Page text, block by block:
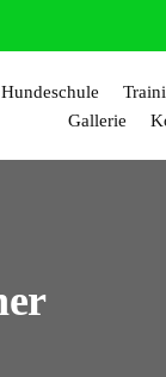
Gallerie